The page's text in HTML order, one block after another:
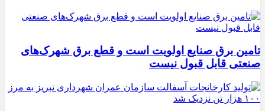
تامین برق صنایع اولویت است و قطع برق شهرک‌های
صنعتی قابل قبول نیست